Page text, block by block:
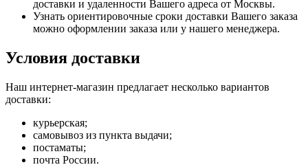
доставки и удаленности Вашего адреса от Москвы.
Узнать ориентировочные сроки доставки Вашего заказа
можно оформлении заказа или у нашего менеджера.
Условия доставки
Наш интернет-магазин предлагает несколько вариантов
доставки:
курьерская;
самовывоз из пункта выдачи;
постаматы;
почта России.